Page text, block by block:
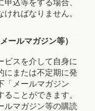
込等をする場合、
ればなりません。
ールマガジン等）
ビスを介して自身に
にまたは不定期に発
「メールマガジン
ことができます。
ルマガジン等の購読